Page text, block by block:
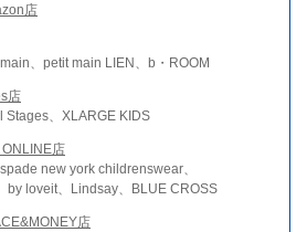
店
、petit main LIEN、b・ROOM
店
Stages、XLARGE KIDS
ONLINE店
new york childrenswear、
by loveit、Lindsay、BLUE CROSS
店